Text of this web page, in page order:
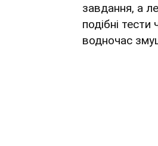
завдання, а
подібні
водночас